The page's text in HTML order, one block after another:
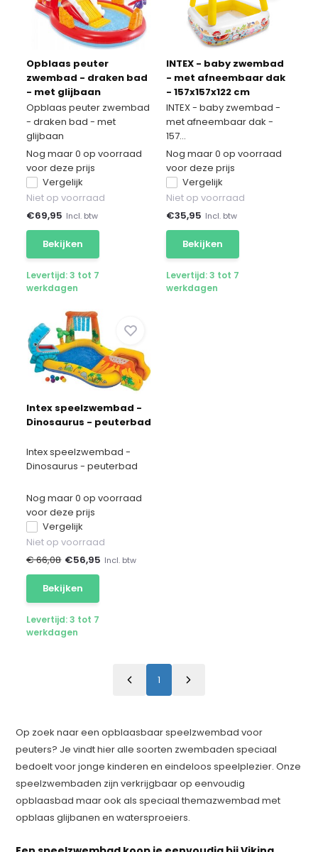
Opblaas peuter
zwembad - draken bad
- met glijbaan
Opblaas peuter zwembad
- draken bad - met
glijbaan
Nog maar 0 op voorraad
voor deze prijs
Vergelijk
Niet op voorraad
€69,95 Incl. btw
Bekijken
Levertijd: 3 tot 7
werkdagen
INTEX - baby zwembad
- met afneembaar dak
- 157x157x122 cm
INTEX - baby zwembad -
met afneembaar dak -
157...
Nog maar 0 op voorraad
voor deze prijs
Vergelijk
Niet op voorraad
€35,95 Incl. btw
Bekijken
Levertijd: 3 tot 7
werkdagen
Intex speelzwembad -
Dinosaurus - peuterbad
Intex speelzwembad -
Dinosaurus - peuterbad
Nog maar 0 op voorraad
voor deze prijs
Vergelijk
Niet op voorraad
€ 66,08 €56,95 Incl. btw
Bekijken
Levertijd: 3 tot 7
werkdagen
1
Op zoek naar een opblaasbaar speelzwembad voor
peuters? Je vindt hier alle soorten zwembaden speciaal
bedoelt voor jonge kinderen en eindeloos speelplezier. Onze
speelzwembaden zijn verkrijgbaar op eenvoudig
opblaasbad maar ook als speciaal themazwembad met
opblaas glijbanen en watersproeiers.